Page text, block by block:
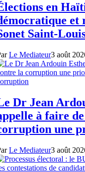
en
et
Saint-
Le Mediateur3 août
Dr Jean
à faire
une
Le Mediateur3 août